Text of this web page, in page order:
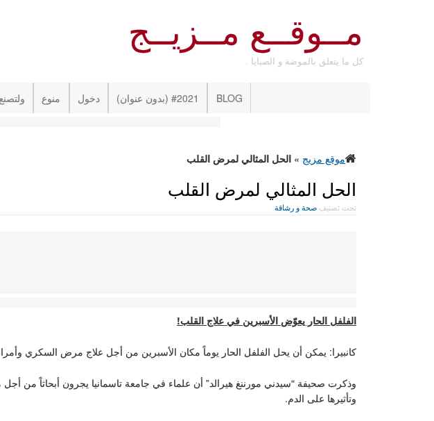
مــوقــع مــزيــج
كل ما يتعلق بالموضة و الصبايا .
منوع دخول #2021 (بدون عنوان) BLOG
موقع مزيج » الحل المثالي لمرض القلب
الحل المثالي لمرض القلب
تحت تصنيف صحة و رشاقة
الفلفل الحار يعوّض الأسبرين في علاج القلب!
كانبيرا: يمكن أن يحل الفلفل الحار يوماً مكان الأسبرين من أجل علاج مرض السكري
وذكرت صحيفة “سيدني مورننغ هيرالد” أن علماء في جامعة تاسمانيا يجرون أبحاثاً من أجل
وتأثيرها على الدم.